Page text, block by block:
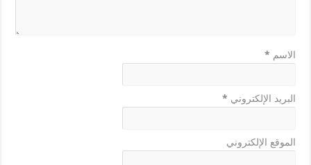
الاسم *
البريد الإلكتروني *
الموقع الإلكتروني